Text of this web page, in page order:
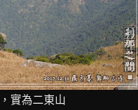
實為二東山